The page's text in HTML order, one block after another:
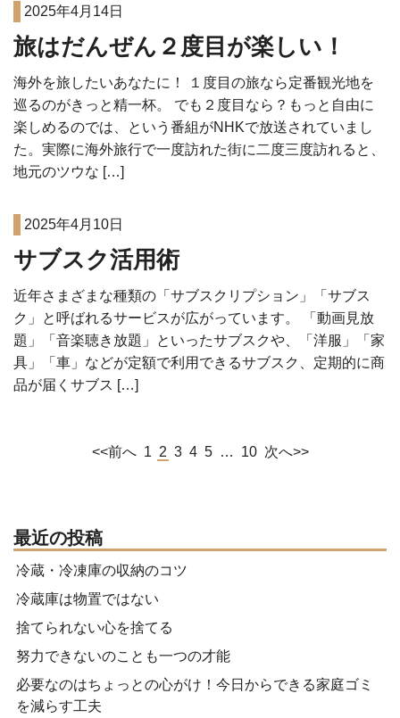
2025年4月14日
旅はだんぜん２度目が楽しい！
海外を旅したいあなたに！ １度目の旅なら定番観光地を
巡るのがきっと精一杯。 でも２度目なら？もっと自由に
楽しめるのでは、という番組がNHKで放送されていまし
た。実際に海外旅行で一度訪れた街に二度三度訪れると、
地元のツウな […]
2025年4月10日
サブスク活用術
近年さまざまな種類の「サブスクリプション」「サブス
ク」と呼ばれるサービスが広がっています。 「動画見放
題」「音楽聴き放題」といったサブスクや、「洋服」「家
具」「車」などが定額で利用できるサブスク、定期的に商
品が届くサブス […]
<<前へ 1 2 3 4 5 … 10 次へ>>
最近の投稿
冷蔵・冷凍庫の収納のコツ
冷蔵庫は物置ではない
捨てられない心を捨てる
努力できないのことも一つの才能
必要なのはちょっとの心がけ！今日からできる家庭ゴミ
を減らす工夫